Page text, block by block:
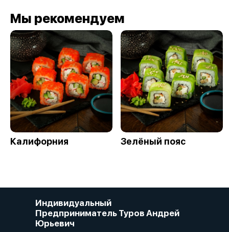
Мы рекомендуем
Калифорния Зелёный пояс
Индивидуальный
Предприниматель Туров Андрей
Юрьевич